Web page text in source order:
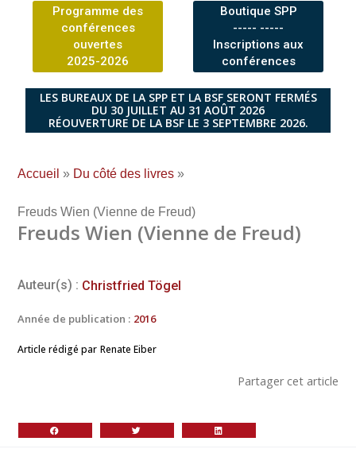
Programme des
conférences
ouvertes
2025-2026
Boutique SPP
----- -----
Inscriptions aux
conférences
LES BUREAUX DE LA SPP ET LA BSF SERONT FERMÉS
DU 30 JUILLET AU 31 AOÛT 2026
RÉOUVERTURE DE LA BSF LE 3 SEPTEMBRE 2026.
Accueil » Du côté des livres »
Freuds Wien (Vienne de Freud)
Freuds Wien (Vienne de Freud)
Auteur(s) : Christfried Tögel
Année de publication : 2016
Article rédigé par Renate Eiber
Partager cet article